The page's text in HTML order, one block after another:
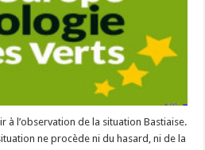
situation
Bastiaise
à l’observation de la situation Bastiaise.
ne procède ni du hasard, ni de la